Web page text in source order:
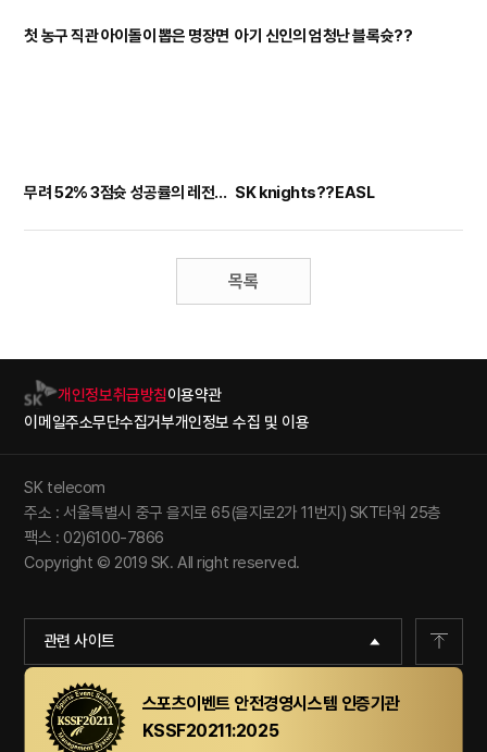
첫 농구 직관 아이돌이 뽑은 명장면 아기 신인의 엄청난 블록슛??
무려 52% 3점슛 성공률의 레전드 센터 SK knights??EASL
목록
개인정보취급방침이용약관
이메일주소무단수집거부개인정보 수집 및 이용
관련 사이트
SK telecom
주소 : 서울특별시 중구 을지로 65(을지로2가 11번지) SKT타워 25층
팩스 : 02)6100-7866
Copyright © 2019 SK. All right reserved.
스포츠이벤트 안전경영시스템 인증기관
KSSF20211:2025